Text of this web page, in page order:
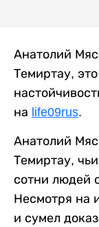
Анатолий
Темиртау,
на life09rus.
Анатолий
Темиртау,
сотни людей
Несмотря на
и сумел